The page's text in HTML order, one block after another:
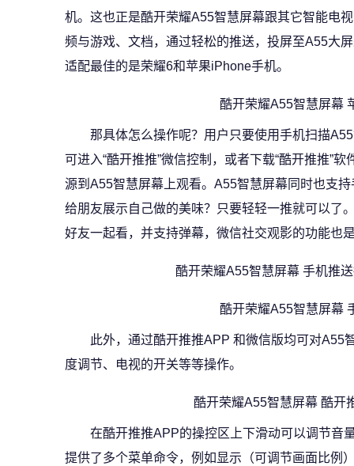
机。这也正是酷开荣耀A55智慧屏幕跟其它智能电
频与游戏、文档，通过轻松的推送，投屏至A55大
适配最佳的是荣耀6和苹果iPhone手机。
酷开荣耀A55智慧屏幕
那具体怎么操作呢？用户只要使用手机扫描
可进入“酷开推推”微信控制，或者下载“酷开推推”
源到A55智慧屏幕上观看。A55智慧屏幕同时也支
给朋友展示自己做的美味？只要轻轻一推就可以了
好友一起看，并支持弹幕，微信社交观影的功能也
酷开荣耀A55智慧屏幕 手机推
酷开荣耀A55智慧屏幕
此外，通过酷开推推APP 和微信版均可对A55
度调节、电视的开关等等操作。
酷开荣耀A55智慧屏幕 酷开
在酷开推推APP的操控区上下滑动可以调节音
提供了多个菜单命令，例如显示（可调节画面比例